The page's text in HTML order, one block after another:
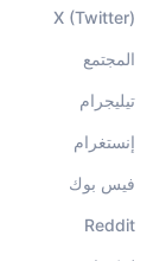
X (Twitter)
المجتمع
تيليجرام
إنستغرام
فيس بوك
Reddit